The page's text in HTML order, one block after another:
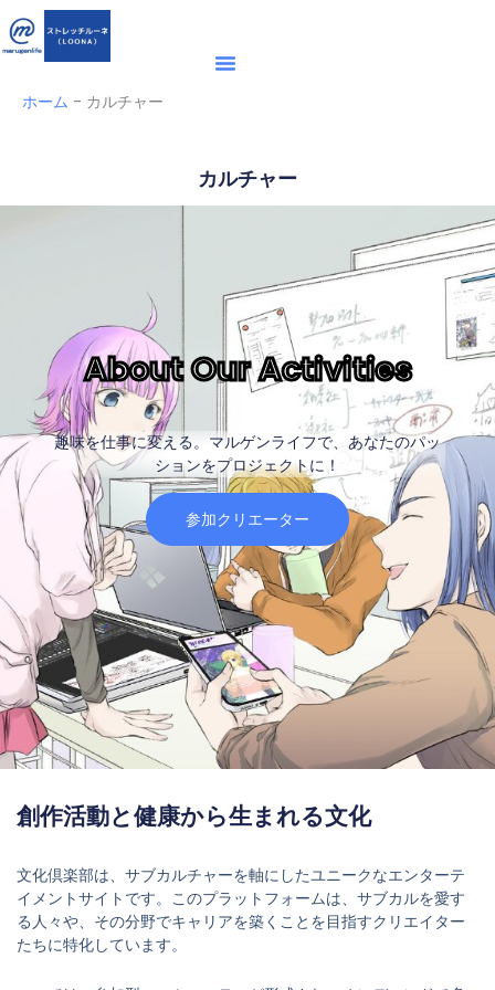
容
ホーム - カルチャー
カルチャー
About Our Activities
趣味を仕事に変える。マルゲンライフで、あなたのパッ
ションをプロジェクトに！
参加クリエーター
創作活動と健康から生まれる文化
文化倶楽部は、サブカルチャーを軸にしたユニークなエンターテ
イメントサイトです。このプラットフォームは、サブカルを愛す
る人々や、その分野でキャリアを築くことを目指すクリエイター
たちに特化しています。